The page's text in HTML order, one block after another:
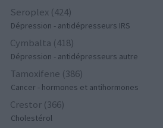
Seroplex (424)
Dépression - antidépresseurs IRS
Cymbalta (418)
Dépression - antidépresseurs autre
Tamoxifene (386)
Cancer - hormones et antihormones
Crestor (366)
Cholestérol